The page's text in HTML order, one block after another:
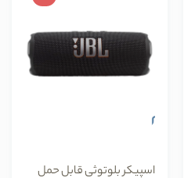
اسپیکر بلوتوثی قابل حمل